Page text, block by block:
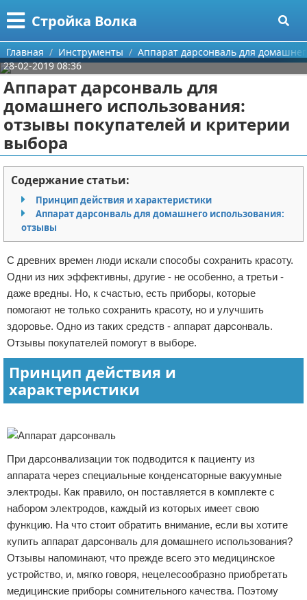
Стройка Волка
Меню
Главная
Категории
Строительство
Мебель
Интерьер и дизайн
Дизайн дачи
Дизайн квартиры
Кухня
Посуда
Ремонт
Ремонт дачи
Ремонт квартиры
Инструменты
Ванная
Домашний быт
Коммунальные услуги
Сантехника
Разное
Поиск
О проекте
Контакты
Сотрудничество
Размещение рекламы
Для правообладателей
Условия предоставления информации
Отказ от ответственности
Главная Инструменты
Аппарат дарсонваль для
28-02-2019 08:36
Аппарат дарсонваль для
домашнего использования:
отзывы покупателей и критерии
выбора
Содержание статьи:
Принцип действия и характеристики
Аппарат дарсонваль для домашнего использования:
отзывы
С древних времен люди искали способы сохранить красоту.
Одни из них эффективны, другие - не особенно, а третьи -
даже вредны. Но, к счастью, есть приборы, которые
помогают не только сохранить красоту, но и улучшить
здоровье. Одно из таких средств - аппарат дарсонваль.
Отзывы покупателей помогут в выборе.
Принцип действия и
характеристики
При дарсонвализации ток подводится к пациенту из
аппарата через специальные конденсаторные вакуумные
электроды. Как правило, он поставляется в комплекте с
набором электродов, каждый из которых имеет свою
функцию. На что стоит обратить внимание, если вы хотите
купить аппарат дарсонваль для домашнего использования?
Отзывы напоминают, что прежде всего это медицинское
устройство, и, мягко говоря, нецелесообразно приобретать
медицинские приборы сомнительного качества. Поэтому